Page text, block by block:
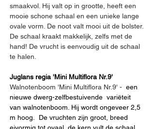
smaakvol. Hij valt op in grootte, heeft een
mooie schone schaal en een unieke lange
ovale vorm. De noot valt mooi uit de bolster.
De schaal kraakt makkelijk, zelfs met de
hand! De vrucht is eenvoudig uit de schaal
te halen.
Juglans regia 'Mini Multiflora Nr.9'
Walnotenboom 'Mini Multiflora Nr.9' - een
nieuwe dwerg-zelfbestuivende variëteit
van walnotenboom. Hij wordt ongeveer 2,5
m hoog.
De vruchten zijn groot, breed